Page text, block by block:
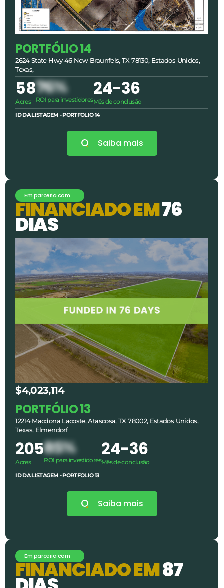
PORTFÓLIO 14
2624 State Hwy 46 New Braunfels, TX 78130, Estados Unidos,
Texas,
58
Acres
76%
ROI para investidores
24-36
Mês de conclusão
ID DA LISTAGEM - PORTFOLIO14
Saiba mais
Em parceria com
FINANCIADOEM76
DIAS
$4,023,114
PORTFÓLIO 13
12214 Macdona Lacoste, Atascosa, TX 78002, Estados Unidos,
Texas, Elmendorf
205
Acres
85%
ROI para investidores
24-36
Mês de conclusão
ID DA LISTAGEM -PORTFOLIO 13
Saiba mais
Em parceria com
FINANCIADOEM87